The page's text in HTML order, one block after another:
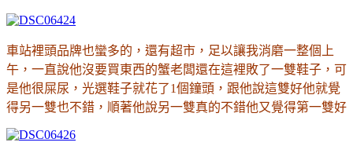
車站裡頭品牌也蠻多的，還有超市，足以讓我消磨一整個上
午，一直說他沒要買東西的蟹老闆還在這裡敗了一雙鞋子，可
是他很屎尿，光選鞋子就花了1個鐘頭，跟他說這雙好他就覺
得另一雙也不錯，順著他說另一雙真的不錯他又覺得第一雙好